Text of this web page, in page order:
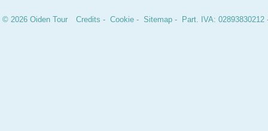
© 2026 Oiden Tour Credits -Cookie -Sitemap - Part. IVA: 02893830212